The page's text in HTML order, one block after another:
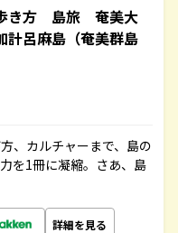
き方 島旅 奄美大
呂麻島（奄美群島
、カルチャーまで、島の
を1冊に凝縮。さあ、島
詳細を見る